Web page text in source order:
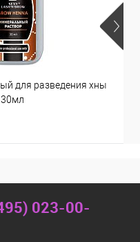
для разведения хны
30мл
023-00-